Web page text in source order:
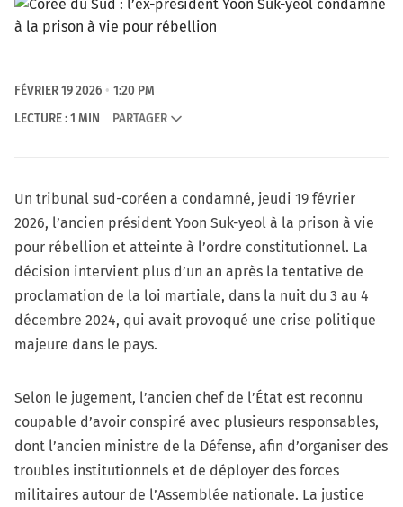
FÉVRIER 19 2026
1:20 PM
LECTURE : 1 MIN
PARTAGER
Un tribunal sud-coréen a condamné, jeudi 19 février
2026, l’ancien président Yoon Suk-yeol à la prison à vie
pour rébellion et atteinte à l’ordre constitutionnel. La
décision intervient plus d’un an après la tentative de
proclamation de la loi martiale, dans la nuit du 3 au 4
décembre 2024, qui avait provoqué une crise politique
majeure dans le pays.
Selon le jugement, l’ancien chef de l’État est reconnu
coupable d’avoir conspiré avec plusieurs responsables,
dont l’ancien ministre de la Défense, afin d’organiser des
troubles institutionnels et de déployer des forces
militaires autour de l’Assemblée nationale. La justice